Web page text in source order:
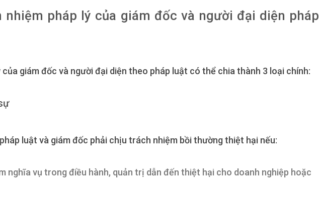
nhiệm pháp lý của giám đốc và người đại diện pháp
của giám đốc và người đại diện theo pháp luật có thể chia thành 3 loại chính:
luật và giám đốc phải chịu trách nhiệm bồi thường thiệt hại nếu:
nghĩa vụ trong điều hành, quản trị dẫn đến thiệt hại cho doanh nghiệp hoặc